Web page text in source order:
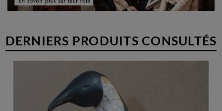
DERNIERS PRODUITS CONSULTÉS